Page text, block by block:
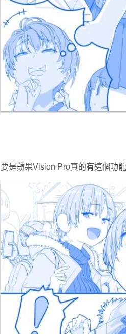
要是蘋果Vision Pro真的有這個功